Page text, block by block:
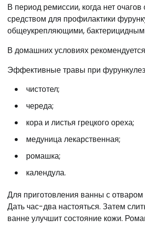
В период ремиссии, когда нет
средством для профилактики
общеукрепляющими,
В домашних условиях
Эффективные травы при
чистотел;
череда;
кора и листья грецкого ореха;
медуница лекарственная;
ромашка;
календула.
Для приготовления ванны с отваром
Дать час-два настояться. Затем
ванне улучшит состояние кожи.